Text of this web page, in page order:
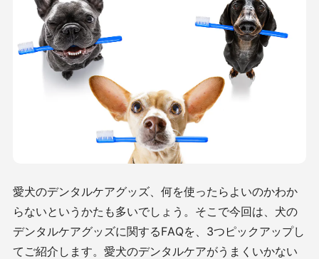
愛犬のデンタルケアグッズ、何を使ったらよいのかわか
らないというかたも多いでしょう。そこで今回は、犬の
デンタルケアグッズに関するFAQを、3つピックアップし
てご紹介します。愛犬のデンタルケアがうまくいかない